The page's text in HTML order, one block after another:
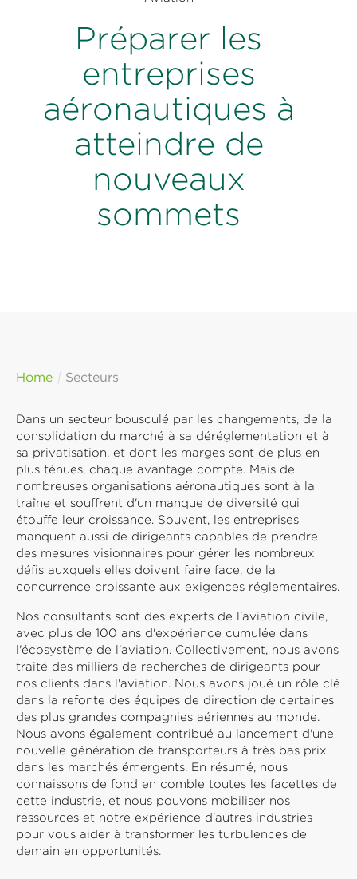
Préparer les
entreprises
aéronautiques à
atteindre de
nouveaux
sommets
Home Secteurs
Dans un secteur bousculé par les changements, de la
consolidation du marché à sa déréglementation et à
sa privatisation, et dont les marges sont de plus en
plus ténues, chaque avantage compte. Mais de
nombreuses organisations aéronautiques sont à la
traîne et souffrent d'un manque de diversité qui
étouffe leur croissance. Souvent, les entreprises
manquent aussi de dirigeants capables de prendre
des mesures visionnaires pour gérer les nombreux
défis auxquels elles doivent faire face, de la
concurrence croissante aux exigences réglementaires.
Nos consultants sont des experts de l'aviation civile,
avec plus de 100 ans d'expérience cumulée dans
l'écosystème de l'aviation. Collectivement, nous avons
traité des milliers de recherches de dirigeants pour
nos clients dans l'aviation. Nous avons joué un rôle clé
dans la refonte des équipes de direction de certaines
des plus grandes compagnies aériennes au monde.
Nous avons également contribué au lancement d'une
nouvelle génération de transporteurs à très bas prix
dans les marchés émergents. En résumé, nous
connaissons de fond en comble toutes les facettes de
cette industrie, et nous pouvons mobiliser nos
ressources et notre expérience d'autres industries
pour vous aider à transformer les turbulences de
demain en opportunités.